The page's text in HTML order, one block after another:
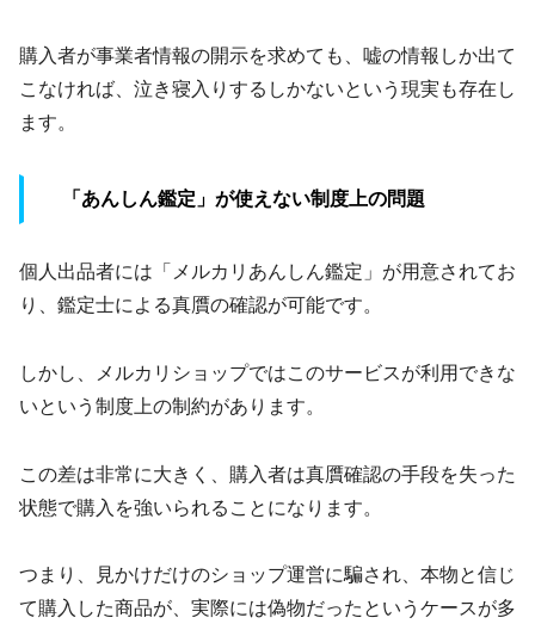
購入者が事業者情報の開示を求めても、嘘の情報しか出て
こなければ、泣き寝入りするしかないという現実も存在し
ます。
「あんしん鑑定」が使えない制度上の問題
個人出品者には「メルカリあんしん鑑定」が用意されてお
り、鑑定士による真贋の確認が可能です。
しかし、メルカリショップではこのサービスが利用できな
いという制度上の制約があります。
この差は非常に大きく、購入者は真贋確認の手段を失った
状態で購入を強いられることになります。
つまり、見かけだけのショップ運営に騙され、本物と信じ
て購入した商品が、実際には偽物だったというケースが多